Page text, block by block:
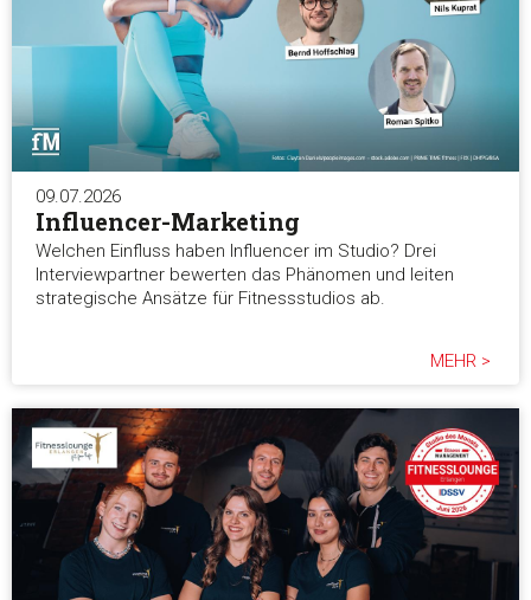
09.07.2026
Influencer-Marketing
Welchen Einfluss haben Influencer im Studio? Drei
Interviewpartner bewerten das Phänomen und leiten
strategische Ansätze für Fitnessstudios ab.
MEHR >